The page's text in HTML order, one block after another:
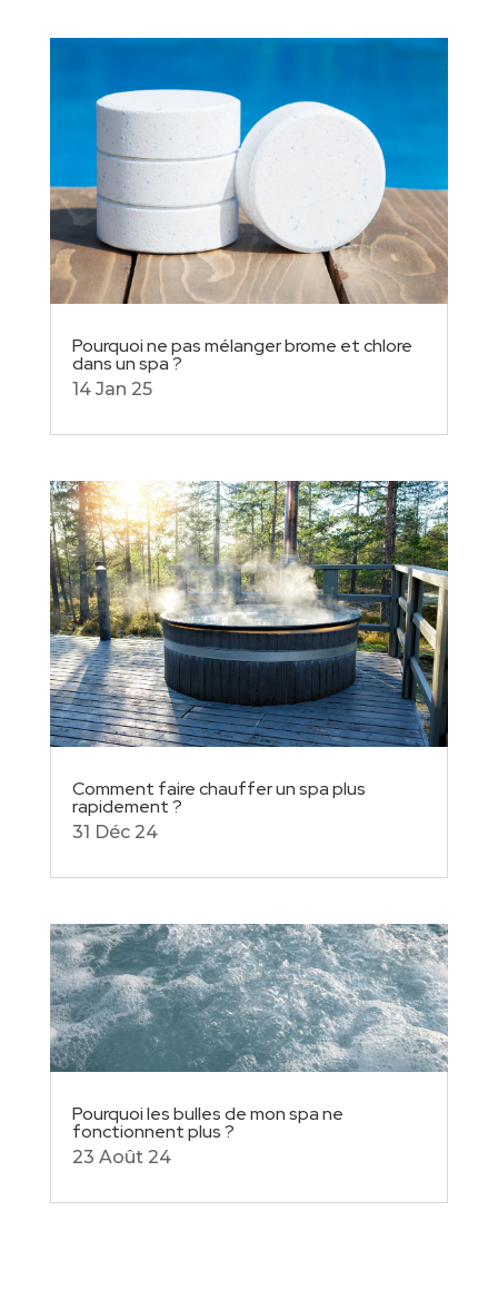
Pourquoi ne pas mélanger brome et chlore
dans un spa ?
14 Jan 25
Comment faire chauffer un spa plus
rapidement ?
31 Déc 24
Pourquoi les bulles de mon spa ne
fonctionnent plus ?
23 Août 24